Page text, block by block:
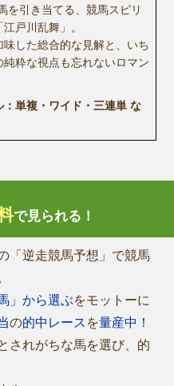
を引き当てる、競馬スピリ
戸川乱舞」。
した総合的な見解と、いち
粋な視点も忘れないロマン
単複・ワイド・三連単 な
で見られる！
「逆走競馬予想」で競馬
」から選ぶをモットーに
の的中レース を量産中！
されがちな馬を選び、的